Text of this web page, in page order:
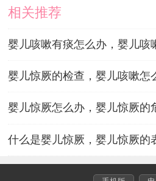
相关推荐
婴儿咳嗽有痰怎么办，婴儿咳
婴儿惊厥的检查，婴儿咳嗽怎
婴儿惊厥怎么办，婴儿惊厥的
什么是婴儿惊厥，婴儿惊厥的